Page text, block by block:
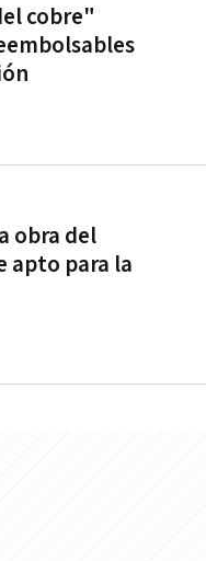
cobre"
obra del
apto para la